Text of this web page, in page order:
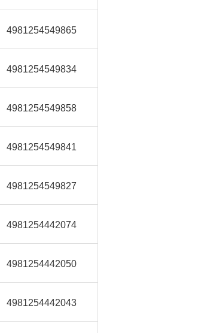
4981254549865
4981254549834
4981254549858
4981254549841
4981254549827
4981254442074
4981254442050
4981254442043